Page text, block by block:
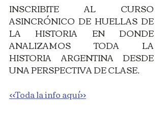
INSCRIBITE AL CURSO
ASINCRÓNICO DE HUELLAS DE
LA HISTORIA EN DONDE
ANALIZAMOS TODA LA
HISTORIA ARGENTINA DESDE
UNA PERSPECTIVA DE CLASE.
<<Toda la info aquí>>